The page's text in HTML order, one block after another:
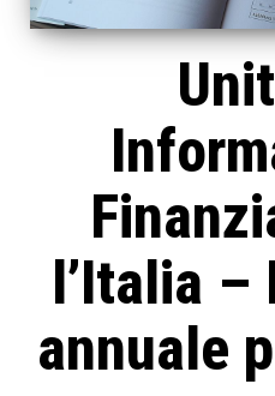
l’Italia –
annuale